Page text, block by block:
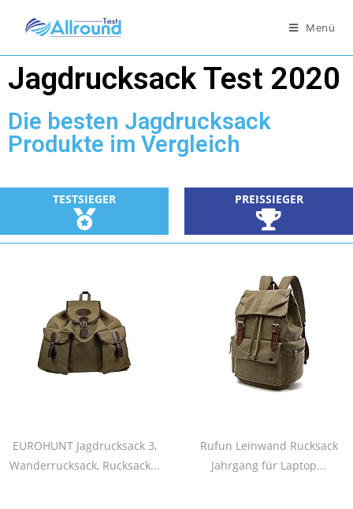
Menü
Jagdrucksack Test 2020
Die besten Jagdrucksack
Produkte im Vergleich
TESTSIEGER PREISSIEGER
EUROHUNT Jagdrucksack 3,
Wanderrucksack, Rucksack...
Rufun Leinwand Rucksack
Jahrgang für Laptop...